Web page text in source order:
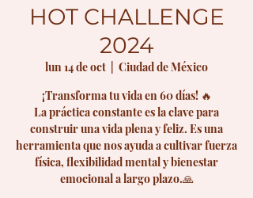
HOT CHALLENGE
2024
lun 14 de oct
Ciudad de México
¡Transforma tu vida en 60 días! 🔥
La práctica constante es la clave para
construir una vida plena y feliz. Es una
herramienta que nos ayuda a cultivar fuerza
física, flexibilidad mental y bienestar
emocional a largo plazo.🙏